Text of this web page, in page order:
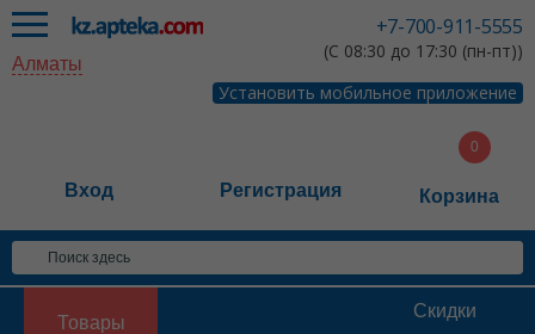
+7-700-911-5555
(С 08:30 до 17:30 (пн-пт))
Установить мобильное приложение
Алматы
Вход Регистрация Корзина
Товары
Скидки